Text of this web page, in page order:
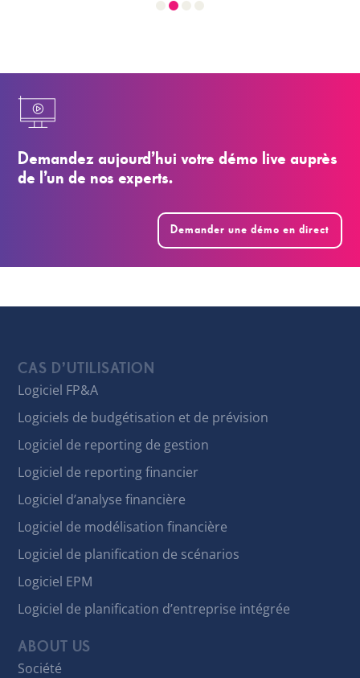
Demandez aujourd’hui votre démo live auprès
de l’un de nos experts.
Demander une démo en direct
CAS D’UTILISATION
Logiciel FP&A
Logiciels de budgétisation et de prévision
Logiciel de reporting de gestion
Logiciel de reporting financier
Logiciel d’analyse financière
Logiciel de modélisation financière
Logiciel de planification de scénarios
Logiciel EPM
Logiciel de planification d’entreprise intégrée
ABOUT US
Société